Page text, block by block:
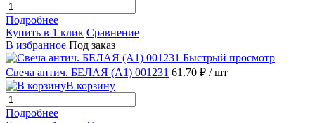
Подробнее
Купить в 1 клик Сравнение
В избранное Под заказ
Быстрый просмотр
Свеча антич. БЕЛАЯ (А1) 001231 61.70 ₽ / шт
В корзину
Подробнее